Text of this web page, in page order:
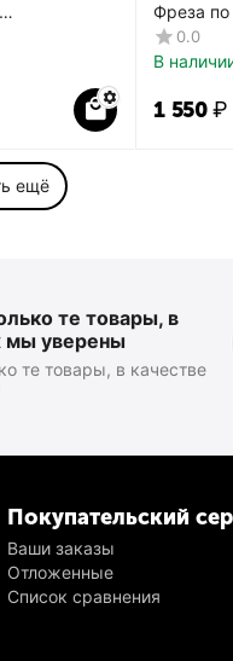
211
Фреза
0.0
В
1 550 ₽
ещё
те товары, в
мы уверены
те товары, в качестве
Покупательский
Ваши заказы
Отложенные
Список сравнения